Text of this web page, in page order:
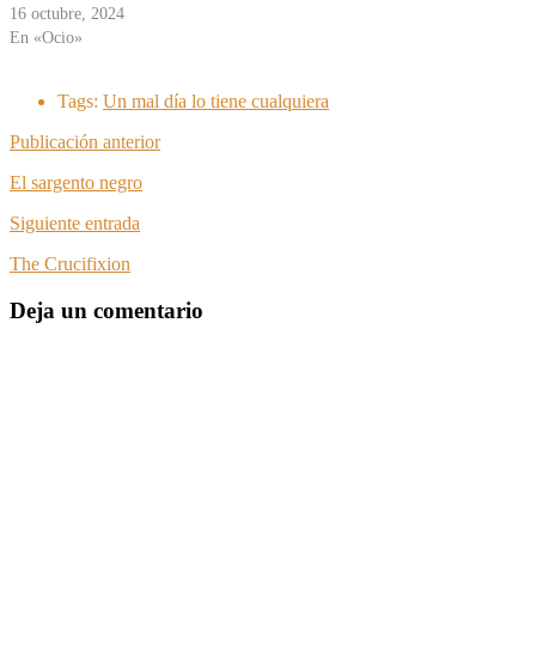
16 octubre, 2024
En «Ocio»
Tags: Un mal día lo tiene cualquiera
Publicación anterior
El sargento negro
Siguiente entrada
The Crucifixion
Deja un comentario